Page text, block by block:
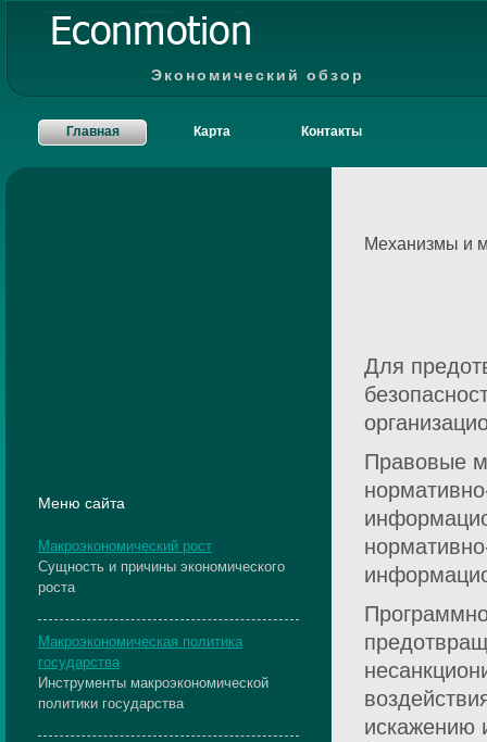
Экономический обзор
Главная Карта Контакты
Механизмы и
Для
Правовые
искажению
Меню сайта
Макроэкономический рост
Сущность и причины экономического
роста
Макроэкономическая политика
государства
Инструменты макроэкономической
политики государства